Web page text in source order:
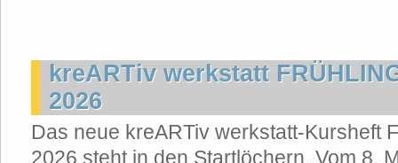
kreARTiv werkstatt
2026
Das neue kreARTiv werkstatt-Kursheft
2026 steht in den Startlöchern. Vom 8.